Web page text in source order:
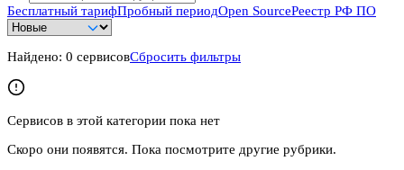
Бесплатный тарифПробный периодOpen SourceРеестр РФ ПО
Найдено: 0 сервисовСбросить фильтры
Сервисов в этой категории пока нет
Скоро они появятся. Пока посмотрите другие рубрики.